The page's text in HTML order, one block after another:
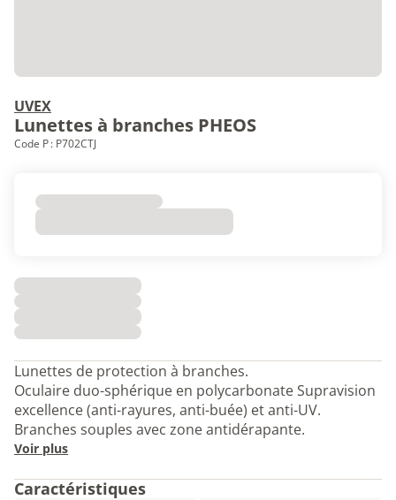
UVEX
Lunettes à branches PHEOS
Code P : P702CTJ
Lunettes de protection à branches.
Oculaire duo-sphérique en polycarbonate Supravision
excellence (anti-rayures, anti-buée) et anti-UV.
Branches souples avec zone antidérapante.
Voir plus
Caractéristiques